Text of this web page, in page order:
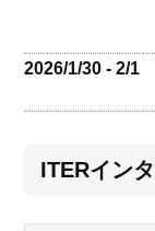
2026/1/30 - 2/1
ITERイン